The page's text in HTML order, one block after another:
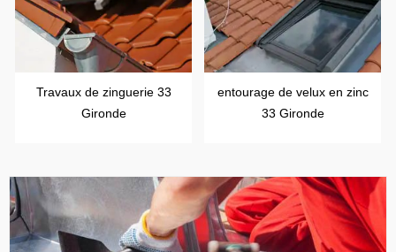
Travaux de zinguerie 33
Gironde
entourage de velux en zinc
33 Gironde